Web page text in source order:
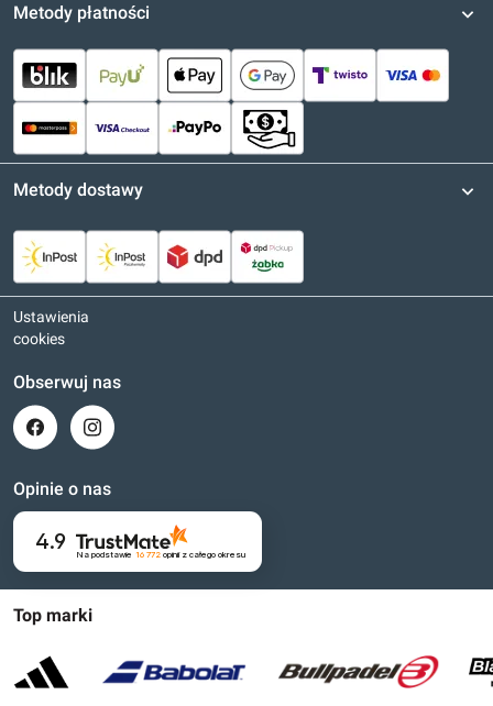
Top marki
Metody płatności
Metody dostawy
Ustawienia
cookies
Obserwuj nas
Opinie o nas
4.9
Na podstawie 16 772opinii z całego okresu